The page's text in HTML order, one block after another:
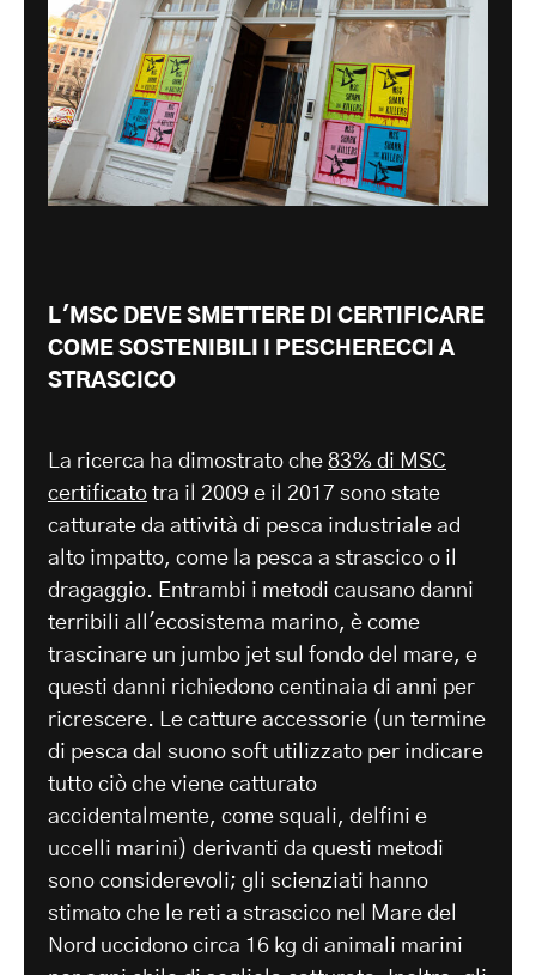
L'MSC DEVE SMETTERE DI CERTIFICARE
COME SOSTENIBILI I PESCHERECCI A
STRASCICO
La ricerca ha dimostrato che 83% di MSC
certificato tra il 2009 e il 2017 sono state
catturate da attività di pesca industriale ad
alto impatto, come la pesca a strascico o il
dragaggio. Entrambi i metodi causano danni
terribili all'ecosistema marino, è come
trascinare un jumbo jet sul fondo del mare, e
questi danni richiedono centinaia di anni per
ricrescere. Le catture accessorie (un termine
di pesca dal suono soft utilizzato per indicare
tutto ciò che viene catturato
accidentalmente, come squali, delfini e
uccelli marini) derivanti da questi metodi
sono considerevoli; gli scienziati hanno
stimato che le reti a strascico nel Mare del
Nord uccidono circa 16 kg di animali marini